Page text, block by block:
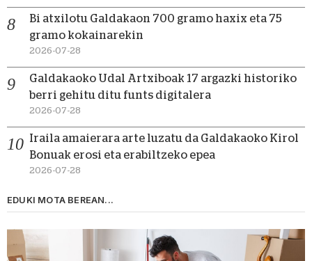
Bi atxilotu Galdakaon 700 gramo haxix eta 75
gramo kokainarekin
2026-07-28
Galdakaoko Udal Artxiboak 17 argazki historiko
berri gehitu ditu funts digitalera
2026-07-28
Iraila amaierara arte luzatu da Galdakaoko Kirol
Bonuak erosi eta erabiltzeko epea
2026-07-28
EDUKI MOTA BEREAN...